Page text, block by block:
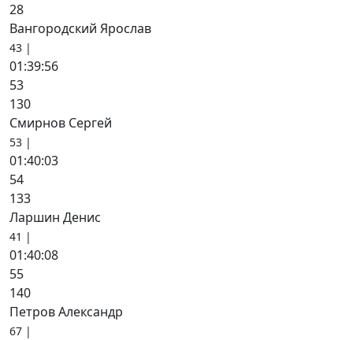
28
Вангородский Ярослав
43 |
01:39:56
53
130
Смирнов Сергей
53 |
01:40:03
54
133
Ларшин Денис
41 |
01:40:08
55
140
Петров Александр
67 |